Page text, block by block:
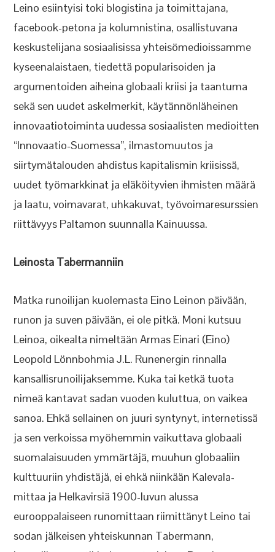
Leino esiintyisi toki blogistina ja toimittajana,
facebook-petona ja kolumnistina, osallistuvana
keskustelijana sosiaalisissa yhteisömedioissamme
kyseenalaistaen, tiedettä popularisoiden ja
argumentoiden aiheina globaali kriisi ja taantuma
sekä sen uudet askelmerkit, käytännönläheinen
innovaatiotoiminta uudessa sosiaalisten medioitten
“Innovaatio-Suomessa”, ilmastomuutos ja
siirtymätalouden ahdistus kapitalismin kriisissä,
uudet työmarkkinat ja eläköityvien ihmisten määrä
ja laatu, voimavarat, uhkakuvat, työvoimaresurssien
riittävyys Paltamon suunnalla Kainuussa.
Leinosta Tabermanniin
Matka runoilijan kuolemasta Eino Leinon päivään,
runon ja suven päivään, ei ole pitkä. Moni kutsuu
Leinoa, oikealta nimeltään Armas Einari (Eino)
Leopold Lönnbohmia J.L. Runenergin rinnalla
kansallisrunoilijaksemme. Kuka tai ketkä tuota
nimeä kantavat sadan vuoden kuluttua, on vaikea
sanoa. Ehkä sellainen on juuri syntynyt, internetissä
ja sen verkoissa myöhemmin vaikuttava globaali
suomalaisuuden ymmärtäjä, muuhun globaaliin
kulttuuriin yhdistäjä, ei ehkä niinkään Kalevala-
mittaa ja Helkavirsiä 1900-luvun alussa
eurooppalaiseen runomittaan riimittänyt Leino tai
sodan jälkeisen yhteiskunnan Tabermann,